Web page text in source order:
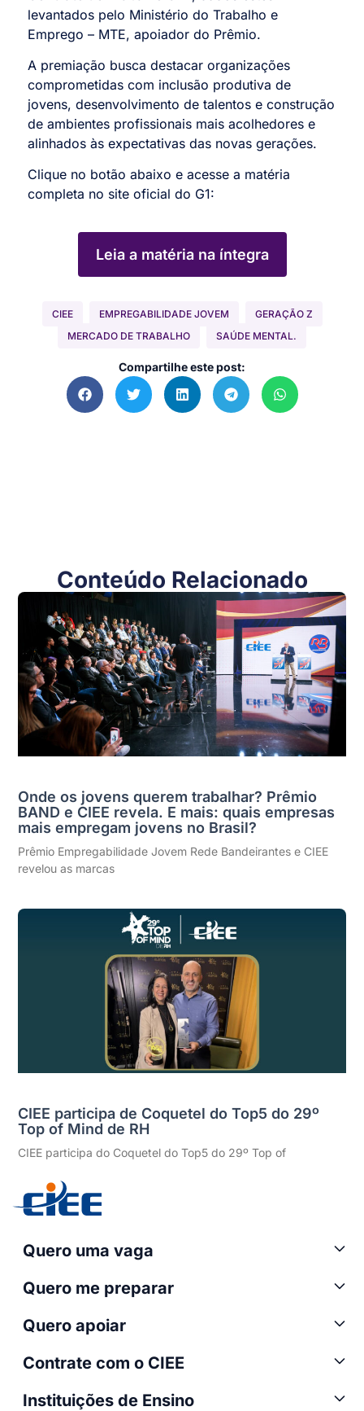
levantados pelo Ministério do Trabalho e
Emprego – MTE, apoiador do Prêmio.
A premiação busca destacar organizações
comprometidas com inclusão produtiva de
jovens, desenvolvimento de talentos e construção
de ambientes profissionais mais acolhedores e
alinhados às expectativas das novas gerações.
Clique no botão abaixo e acesse a matéria
completa no site oficial do G1:
Leia a matéria na íntegra
CIEE EMPREGABILIDADE JOVEM
GERAÇÃO Z
MERCADO DE TRABALHO
SAÚDE MENTAL.
Compartilhe este post:
Conteúdo Relacionado
Onde os jovens querem trabalhar? Prêmio
BAND e CIEE revela. E mais: quais empresas
mais empregam jovens no Brasil?
Prêmio Empregabilidade Jovem Rede Bandeirantes e CIEE
revelou as marcas
CIEE participa de Coquetel do Top5 do 29º
Top of Mind de RH
CIEE participa do Coquetel do Top5 do 29º Top of
Quero uma vaga
Quero me preparar
Quero apoiar
Contrate com o CIEE
Instituições de Ensino